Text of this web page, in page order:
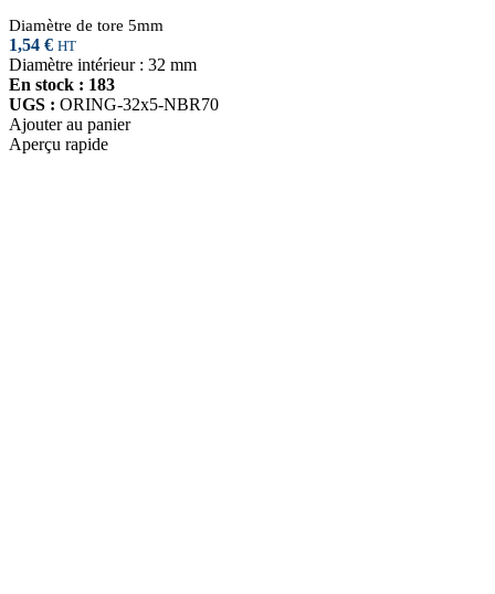
Diamètre de tore 5mm
1,54 € HT
Diamètre intérieur : 32 mm
En stock : 183
UGS : ORING-32x5-NBR70
Ajouter au panier
Aperçu rapide